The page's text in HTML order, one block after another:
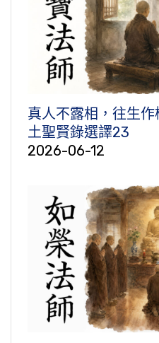
真人不露相，往生
土聖賢錄選譯23
2026-06-12